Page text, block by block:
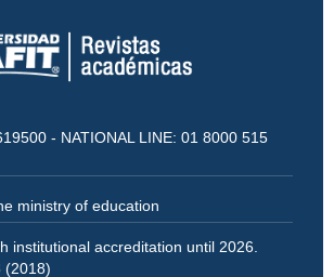
- NATIONAL LINE: 01 8000 515
ministry of education
institutional accreditation until 2026.
(2018)